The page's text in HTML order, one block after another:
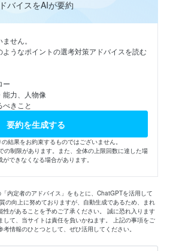
バイスをAIが要約
せん。
うなポイントの選考対策アドバイスを読む
ー
能力、人物像
きこと
要約を生成する
結果をお約束するものではございません。
の制限があります。また、全体の上限回数に達した場
ができなくなる場合があります。
内定者のアドバイス」をもとに、ChatGPTを活用して
の向上に努めておりますが、自動生成であるため、まれ
性があることを予めご了承ください。 誠に恐れ入ります
して、当サイトは責任を負いかねます。 上記の事項をご
情報のひとつとして、ぜひ活用してください。